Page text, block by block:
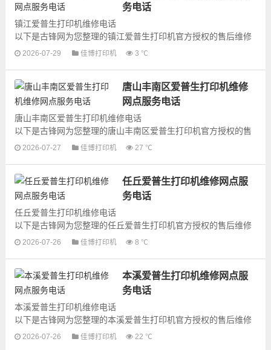
务电话
镇江爱普生打印机维修电话
以下是古锋网为您整理的镇江爱普生打印机官方授权的售后维修
网点地址和号码信息，可以为您提供爱普生打印机的各种型号打
2026-07-29 佳博打印机 3 ℃
唐山丰南区爱普生打印机维修
网点服务电话
唐山丰南区爱普生打印机维修电话
以下是古锋网为您整理的唐山丰南区爱普生打印机官方授权的售
后维修网点地址和号码信息，可以为您提供爱普生打印机的各种
2026-07-27 佳博打印机 27 ℃
任丘爱普生打印机维修网点服
务电话
任丘爱普生打印机维修电话
以下是古锋网为您整理的任丘爱普生打印机官方授权的售后维修
网点地址和号码信息，可以为您提供爱普生打印机的各种型号打
2026-07-26 佳博打印机 8 ℃
本溪爱普生打印机维修网点服
务电话
本溪爱普生打印机维修电话
以下是古锋网为您整理的本溪爱普生打印机官方授权的售后维修
网点地址和号码信息，可以为您提供爱普生打印机的各种型号打
2026-07-26 佳博打印机 22 ℃